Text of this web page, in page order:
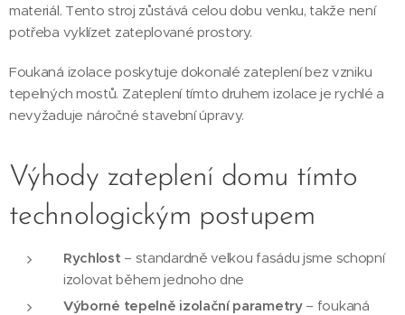
materiál. Tento stroj zůstává celou dobu venku, takže není
potřeba vyklízet zateplované prostory.
Foukaná izolace poskytuje dokonalé zateplení bez vzniku
tepelných mostů. Zateplení tímto druhem izolace je rychlé a
nevyžaduje náročné stavební úpravy.
Výhody zateplení domu tímto
technologickým postupem
Rychlost – standardně velkou fasádu jsme schopní
izolovat během jednoho dne
Výborné tepelně izolační parametry– foukaná